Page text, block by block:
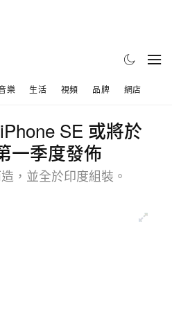
樂 生活 視頻 品牌 網店
SE 或將於
一季度發佈
，並全於印度組裝。